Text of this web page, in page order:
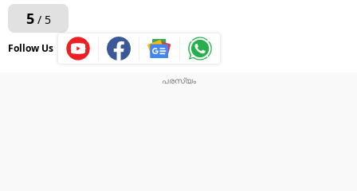
5/ 5
Follow Us